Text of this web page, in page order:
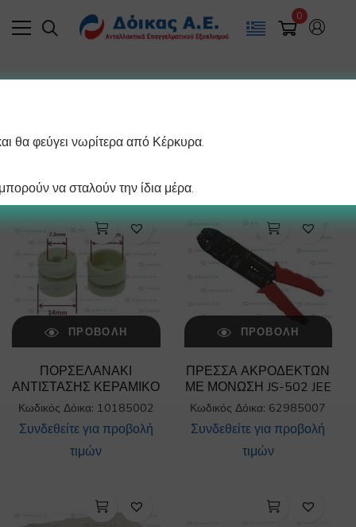
0
ΠΡΟΒΟΛΉ
ΠΟΡΣΕΛΑΝΑΚΙ
ΑΝΤΙΣΤΑΣΗΣ ΚΕΡΑΜΙΚΟ
Κωδικός Δόικα: 10185002
Συνδεθείτε για προβολή
τιμών
ΠΡΟΒΟΛΉ
ΠΡΕΣΣΑ ΑΚΡΟΔΕΚΤΩΝ
ΜΕ ΜΟΝΩΣΗ JS-502 JEE
Κωδικός Δόικα: 62985007
Συνδεθείτε για προβολή
τιμών
θα φεύγει νωρίτερα από Κέρκυρα.
να σταλούν την ίδια μέρα.